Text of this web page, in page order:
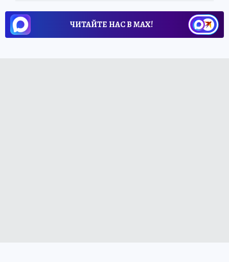
ЧИТАЙТЕ НАС В МАХ!